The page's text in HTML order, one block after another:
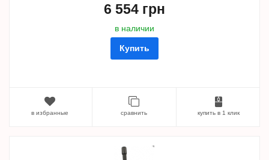
6 554 грн
в наличии
Купить
в избранные сравнить купить в 1 клик